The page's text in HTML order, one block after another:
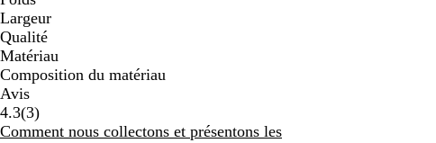
Largeur
Qualité
Matériau
Composition du matériau
Avis
4.3(33
avis
)
Comment nous collectons et présentons les